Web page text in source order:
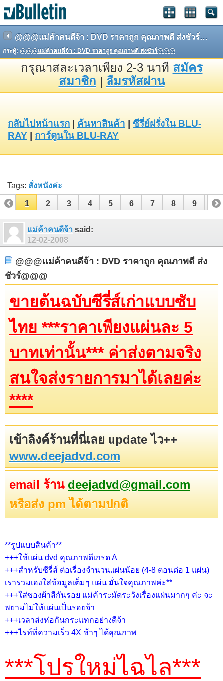
@@@แม่ค้าคนดีจ้า : DVD ราคาถูก คุณภาพดี ส่งชัวร์@@@
กระทู้: @@@แม่ค้าคนดีจ้า : DVD ราคาถูก คุณภาพดี ส่งชัวร์@@@
กรุณาสละเวลาเพียง 2-3 นาที สมัคร
สมาชิก | ลืมรหัสผ่าน
กลับไปหน้าแรก ค้นหาสินค้า
ซีรี่ย์ฝรั่งใน BLU-
RAY
การ์ตูนใน BLU-RAY
Tags: สั่งหนังค่ะ
1 2 3 4 5 6 7 8 9 10
11 13
แม่ค้าคนดีจ้า said:
12-02-2008
@@@แม่ค้าคนดีจ้า : DVD ราคาถูก คุณภาพดี ส่ง
ชัวร์@@@
ขายต้นฉบับซีรี่ส์เก่าแบบซับ
ไทย ***ราคาเพียงแผ่นละ 5
บาทเท่านั้น*** ค่าส่งตามจริง
สนใจส่งรายการมาได้เลยค่ะ
****
เข้าลิงค์ร้านที่นี่เลย update ไว++
www.deejadvd.com
email ร้าน deejadvd@gmail.com
หรือส่ง pm ได้ตามปกติ
**รูปแบบสินค้า**
+++ใช้แผ่น dvd คุณภาพดีเกรด A
+++สำหรับซีรี่ส์ ต่อเรื่องจำนวนแผ่นน้อย (4-8 ตอนต่อ 1 แผ่น)
เรารวมเองใส่ข้อมูลเต็มๆ แผ่น มั่นใจคุณภาพค่ะ**
+++ใส่ซองผ้าสีกันรอย แม่ค้าระมัดระวังเรื่องแผ่นมากๆ ค่ะ จะ
พยามไม่ให้แผ่นเป็นรอยจ้า
+++เวลาส่งห่อกันกระแทกอย่างดีจ้า
+++ไรท์ที่ความเร็ว 4X ช้าๆ ได้คุณภาพ
***โปรใหม่ไฉไล***